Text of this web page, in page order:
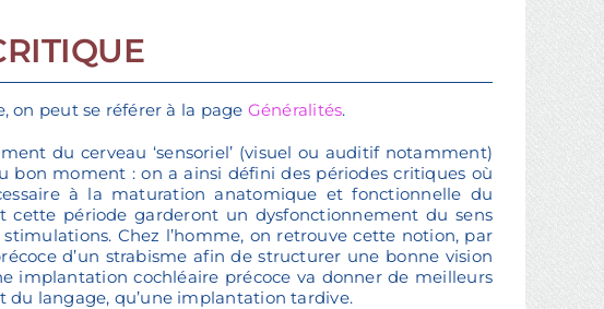
on peut se référer à la page Généralités.
du cerveau ‘sensoriel’ (visuel ou auditif notamment)
bon moment : on a ainsi défini des périodes critiques où
à la maturation anatomique et fonctionnelle du
cette période garderont un dysfonctionnement du sens
Chez l’homme, on retrouve cette notion, par
d’un strabisme afin de structurer une bonne vision
implantation cochléaire précoce va donner de meilleurs
langage, qu’une implantation tardive.